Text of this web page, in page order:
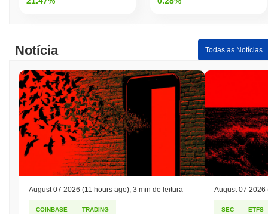
Notícia Todas as Notícias
August 07 2026 (11 hours ago), 3 min de leitura
COINBASE TRADING
August 07 2026
SEC ETFS